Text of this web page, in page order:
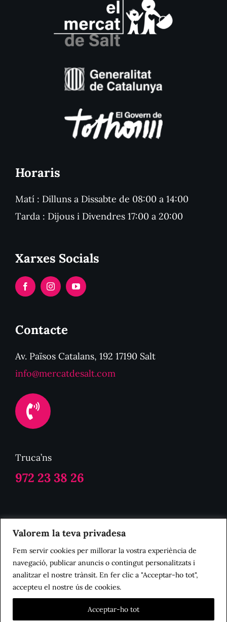
Valorem la teva privadesa
Fem servir cookies per millorar la vostra experiència de
navegació, publicar anuncis o contingut personalitzats i
analitzar el nostre trànsit. En fer clic a "Acceptar-ho tot",
accepteu el nostre ús de cookies.
Acceptar-ho tot
Horaris
Matí : Dilluns a Dissabte de 08:00 a 14:00
Tarda : Dijous i Divendres 17:00 a 20:00
Xarxes Socials
Contacte
Av. Països Catalans, 192 17190 Salt
info@mercatdesalt.com
Truca’ns
972 23 38 26
Avis Legal
Politica de Cookies